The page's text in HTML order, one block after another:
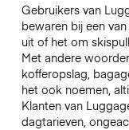
Gebruikers van
bewaren bij een
uit of het om
Met andere
kofferopslag,
het ook noemen,
Klanten van
dagtarieven,